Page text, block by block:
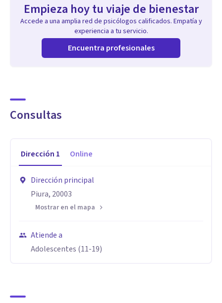
Empieza hoy tu viaje de bienestar
Accede a una amplia red de psicólogos calificados. Empatía y
experiencia a tu servicio.
Encuentra profesionales
Consultas
Dirección 1 Online
Dirección principal
Piura, 20003
Mostrar en el mapa
Atiende a
Adolescentes (11-19)